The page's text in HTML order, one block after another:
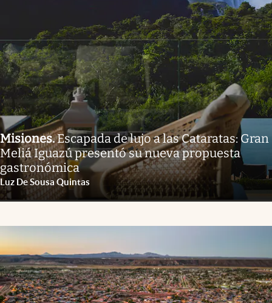
Misiones.Escapada de lujo a las Cataratas: Gran
Meliá Iguazú presentó su nueva propuesta
gastronómica
Luz De Sousa Quintas